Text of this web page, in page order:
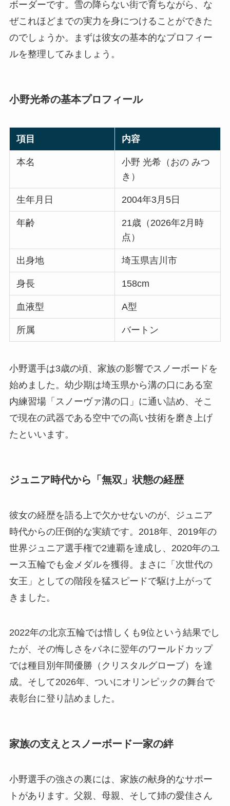
ボーダーです。雪の降らない街で育ちながら、な
ぜこれほどまでの実力を身につけることができた
のでしょうか。まずは彼女の基本的なプロフィー
ルを整理してみましょう。
小野光希の基本プロフィール
項目 内容
本名
小野 光希（おの みつ
き）
生年月日 2004年3月5日
年齢
21歳（2026年2月時
点）
出身地 埼玉県吉川市
身長 158cm
血液型 A型
所属 バートン
小野選手は3歳の頃、家族の影響でスノーボードを
始めました。幼少期は埼玉県から溝の口にある室
内練習場「スノーヴァ溝の口」に通い詰め、そこ
で現在の武器である空中での高い技術を磨き上げ
たといいます。
ジュニア時代から「無双」状態の経歴
彼女の経歴を語る上で欠かせないのが、ジュニア
時代からの圧倒的な実績です。2018年、2019年の
世界ジュニア選手権で2連覇を達成し、2020年のユ
ース五輪でも金メダルを獲得。まさに「次世代の
女王」としての階段を猛スピードで駆け上がって
きました。
2022年の北京五輪では惜しくも9位という結果でし
たが、その悔しさをバネに翌年のワールドカップ
では種目別年間優勝（クリスタルグローブ）を達
成。そして2026年、ついにオリンピックの舞台で
表彰台に登り詰めました。
家族の支えとスノーボード一家の絆
小野選手の強さの裏には、家族の献身的なサポー
トがあります。父親、母親、そして姉の愛佳さん